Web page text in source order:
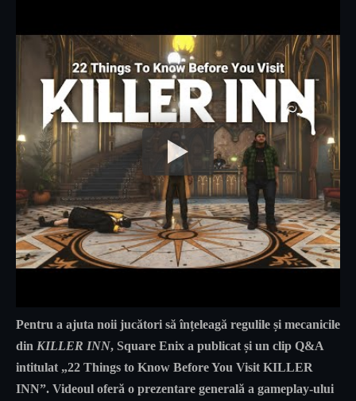
Pentru a ajuta noii jucători să înțeleagă regulile și mecanicile
din KILLER INN, Square Enix a publicat și un clip Q&A
intitulat „22 Things to Know Before You Visit KILLER
INN”. Videoul oferă o prezentare generală a gameplay-ului